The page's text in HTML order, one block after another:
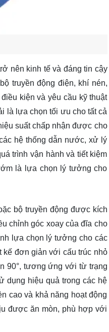
nên kinh tế và đáng tin cậy
truyền động điện, khí nén,
kiện và yêu cầu kỹ thuật
là lựa chọn tối ưu cho tất cả
suất chấp nhận được cho
hệ thống dẫn nước, xử lý
trình vận hành và tiết kiệm
là lựa chọn lý tưởng cho
bộ truyền động được kích
chỉnh góc xoay của đĩa cho
lựa chọn lý tưởng cho các
đơn giản với cấu trúc nhỏ
90°, tương ứng với từ trạng
dụng hiệu quả trong các hệ
cao và khả năng hoạt động
được ăn mòn, phù hợp với